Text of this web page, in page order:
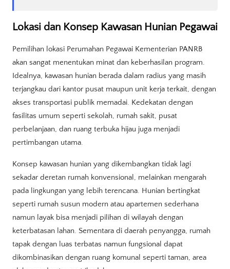
Lokasi dan Konsep Kawasan Hunian Pegawai
Pemilihan lokasi Perumahan Pegawai Kementerian PANRB
akan sangat menentukan minat dan keberhasilan program.
Idealnya, kawasan hunian berada dalam radius yang masih
terjangkau dari kantor pusat maupun unit kerja terkait, dengan
akses transportasi publik memadai. Kedekatan dengan
fasilitas umum seperti sekolah, rumah sakit, pusat
perbelanjaan, dan ruang terbuka hijau juga menjadi
pertimbangan utama.
Konsep kawasan hunian yang dikembangkan tidak lagi
sekadar deretan rumah konvensional, melainkan mengarah
pada lingkungan yang lebih terencana. Hunian bertingkat
seperti rumah susun modern atau apartemen sederhana
namun layak bisa menjadi pilihan di wilayah dengan
keterbatasan lahan. Sementara di daerah penyangga, rumah
tapak dengan luas terbatas namun fungsional dapat
dikombinasikan dengan ruang komunal seperti taman, area